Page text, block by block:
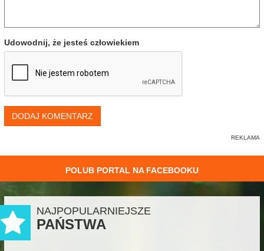
Udowodnij, że jesteś człowiekiem
DODAJ KOMENTARZ
POLUB PORTAL NA FACEBOOKU
NAJPOPULARNIEJSZE
PAŃSTWA